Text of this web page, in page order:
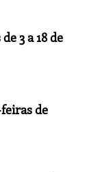
3 a 18 de
de